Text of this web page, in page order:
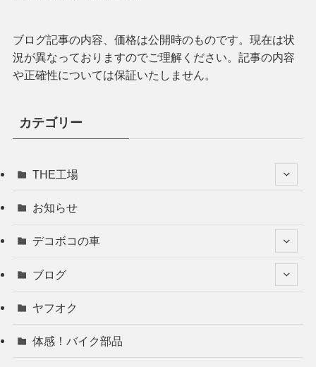
ブログ記事の内容、価格は公開時のものです。現在は状
況が異なっておりますのでご理解ください。記事の内容
や正確性については保証いたしません。
カテゴリー
THE工場
お知らせ
デコボコの車
ブログ
ヤフオク
体感！バイク部品